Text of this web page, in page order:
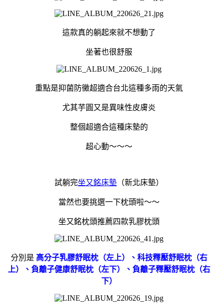
這款真的躺起來就不想動了
坐著也很舒服
重點是抑菌防黴超適合台北這種多雨的天氣
尤其芋圓又是異味性皮膚炎
整個超適合這種床墊的
超心動～～～
試躺完坐又銘床墊 （新北床墊）
當然也要挑選一下枕頭啦～～
坐又銘枕頭推薦四款乳膠枕頭
分別是 高分子乳膠舒眠枕（左上）、科技釋壓舒眠枕（右
上）、負離子健康舒眠枕（左下）、負離子釋壓舒眠枕（右
下）